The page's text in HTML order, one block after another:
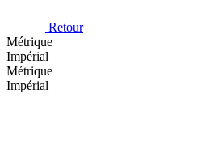
Retour
Métrique
Impérial
Métrique
Impérial